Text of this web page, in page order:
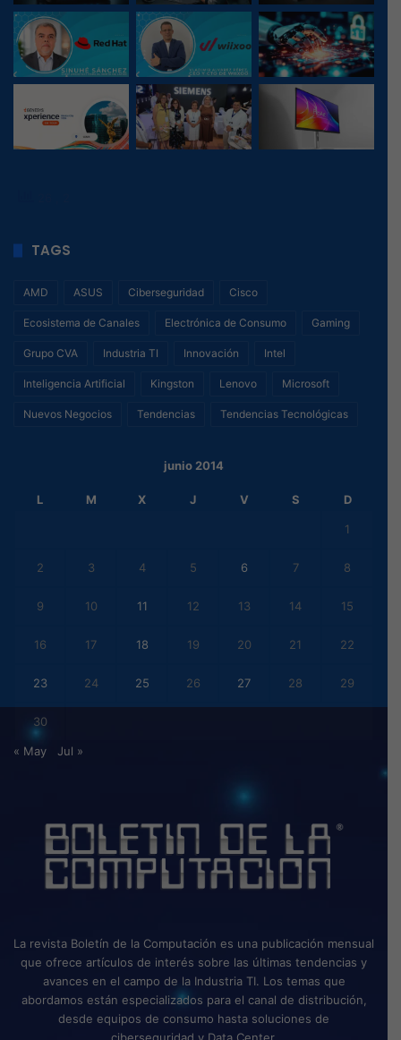
TAGS
AMD ASUS Ciberseguridad Cisco
Ecosistema de Canales Electrónica de Consumo Gaming
Grupo CVA Industria TI Innovación Intel
Inteligencia Artificial Kingston Lenovo Microsoft
Nuevos Negocios Tendencias Tendencias Tecnológicas
junio 2014
L M X J V S D
1
2 3 4 5 6 7 8
9 10 11 12 13 14 15
16 17 18 19 20 21 22
23 24 25 26 27 28 29
30
« May Jul »
La revista Boletín de la Computación es una publicación mensual
que ofrece artículos de interés sobre las últimas tendencias y
avances en el campo de la Industria TI. Los temas que
abordamos están especializados para el canal de distribución,
desde equipos de consumo hasta soluciones de
ciberseguridad y Data Center.